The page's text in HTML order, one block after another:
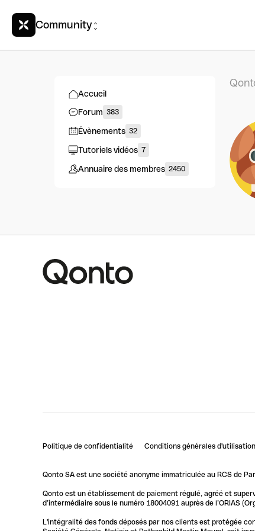
Community
Accueil
Forum 383
Évènements 32
Tutoriels vidéos 7
Annuaire des membres 2450
Politique de confidentialité Conditions générales d'utilisation
Qonto SA est une société anonyme immatriculée au RCS de
Qonto est un établissement de paiement régulé, agréé et
d’intermédiaire sous le numéro 18004091 auprès de l’ORIAS
L'intégralité des fonds déposés par nos clients est protégée